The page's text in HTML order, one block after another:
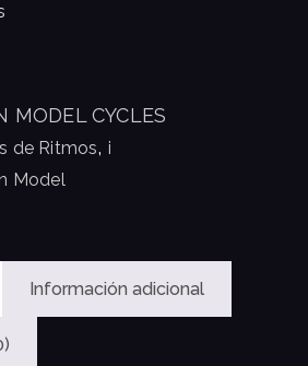
MODEL CYCLES
de Ritmos, i
Model
Información adicional